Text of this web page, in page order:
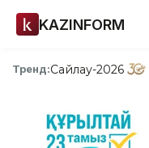
KAZINFORM
Тренд:Сайлау-2026